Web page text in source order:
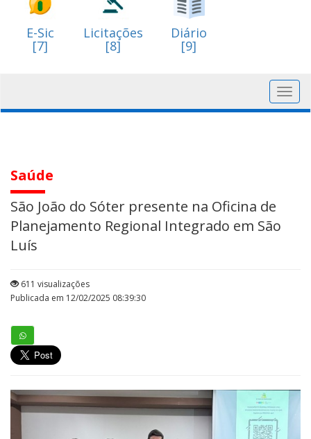
E-Sic
[7]
Licitações
[8]
Diário
[9]
Saúde
São João do Sóter presente na Oficina de
Planejamento Regional Integrado em São
Luís
611 visualizações
Publicada em 12/02/2025 08:39:30